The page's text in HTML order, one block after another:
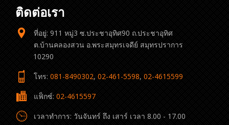
ติดต่อเรา
ที่อยู่: 911 หมู่3 ซ.ประชาอุทิศ90 ถ.ประชาอุทิศ
ต.บ้านคลองสวน อ.พระสมุทรเจดีย์ สมุทรปราการ
10290
โทร: 081-8490302, 02-461-5598, 02-4615599
แฟ็กซ์: 02-4615597
เวลาทำการ: วันจันทร์ ถึง เสาร์ เวลา 8.00 - 17.00